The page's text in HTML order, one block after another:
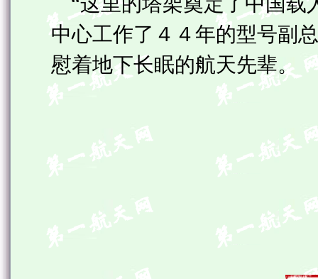
中心工作了４４年的型号副
慰着地下长眠的航天先辈。